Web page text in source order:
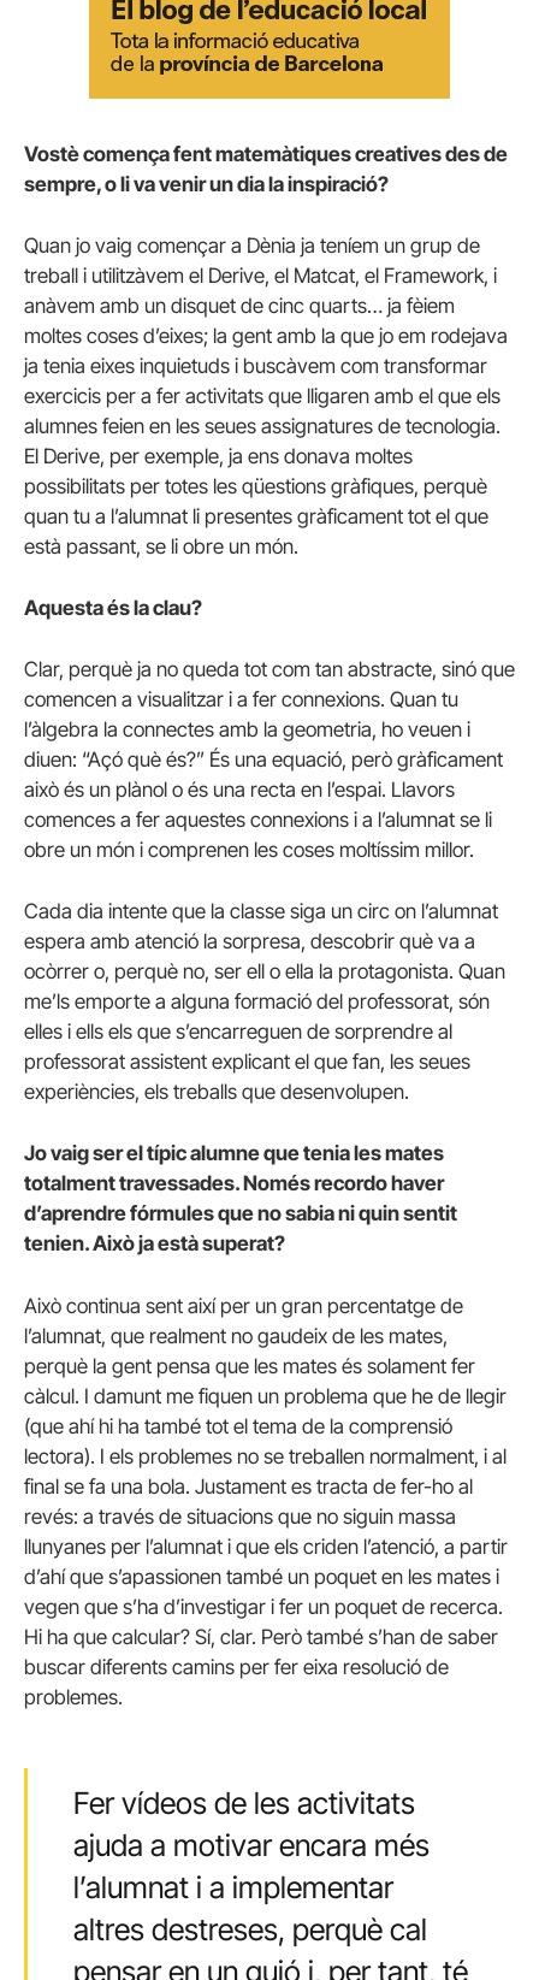
Vostè comença fent matemàtiques creatives des de
sempre, o li va venir un dia la inspiració?
Quan jo vaig començar a Dènia ja teníem un grup de
treball i utilitzàvem el Derive, el Matcat, el Framework, i
anàvem amb un disquet de cinc quarts… ja fèiem
moltes coses d’eixes; la gent amb la que jo em rodejava
ja tenia eixes inquietuds i buscàvem com transformar
exercicis per a fer activitats que lligaren amb el que els
alumnes feien en les seues assignatures de tecnologia.
El Derive, per exemple, ja ens donava moltes
possibilitats per totes les qüestions gràfiques, perquè
quan tu a l’alumnat li presentes gràficament tot el que
està passant, se li obre un món.
Aquesta és la clau?
Clar, perquè ja no queda tot com tan abstracte, sinó que
comencen a visualitzar i a fer connexions. Quan tu
l’àlgebra la connectes amb la geometria, ho veuen i
diuen: “Açó què és?” És una equació, però gràficament
això és un plànol o és una recta en l’espai. Llavors
comences a fer aquestes connexions i a l’alumnat se li
obre un món i comprenen les coses moltíssim millor.
Cada dia intente que la classe siga un circ on l’alumnat
espera amb atenció la sorpresa, descobrir què va a
ocòrrer o, perquè no, ser ell o ella la protagonista. Quan
me’ls emporte a alguna formació del professorat, són
elles i ells els que s’encarreguen de sorprendre al
professorat assistent explicant el que fan, les seues
experiències, els treballs que desenvolupen.
Jo vaig ser el típic alumne que tenia les mates
totalment travessades. Només recordo haver
d’aprendre fórmules que no sabia ni quin sentit
tenien. Això ja està superat?
Això continua sent així per un gran percentatge de
l’alumnat, que realment no gaudeix de les mates,
perquè la gent pensa que les mates és solament fer
càlcul. I damunt me fiquen un problema que he de llegir
(que ahí hi ha també tot el tema de la comprensió
lectora). I els problemes no se treballen normalment, i al
final se fa una bola. Justament es tracta de fer-ho al
revés: a través de situacions que no siguin massa
llunyanes per l’alumnat i que els criden l’atenció, a partir
d’ahí que s’apassionen també un poquet en les mates i
vegen que s’ha d’investigar i fer un poquet de recerca.
Hi ha que calcular? Sí, clar. Però també s’han de saber
buscar diferents camins per fer eixa resolució de
problemes.
Fer vídeos de les activitats
ajuda a motivar encara més
l’alumnat i a implementar
altres destreses, perquè cal
pensar en un guió i, per tant, té